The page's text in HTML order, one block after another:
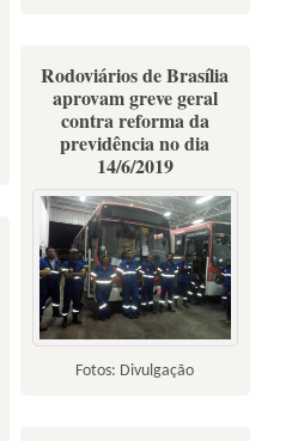
Rodoviários de Brasília
aprovam greve geral
contra reforma da
previdência no dia
14/6/2019
Fotos: Divulgação